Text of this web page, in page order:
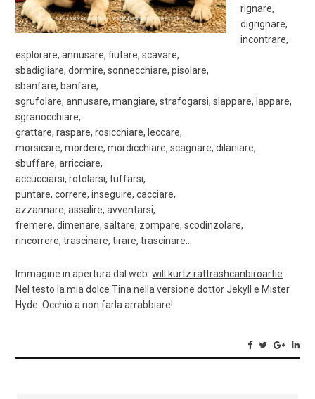
rignare,
digrignare,
incontrare,
esplorare, annusare, fiutare, scavare,
sbadigliare, dormire, sonnecchiare, pisolare,
sbanfare, banfare,
sgrufolare, annusare, mangiare, strafogarsi, slappare, lappare,
sgranocchiare,
grattare, raspare, rosicchiare, leccare,
morsicare, mordere, mordicchiare, scagnare, dilaniare,
sbuffare, arricciare,
accucciarsi, rotolarsi, tuffarsi,
puntare, correre, inseguire, cacciare,
azzannare, assalire, avventarsi,
fremere, dimenare, saltare, zompare, scodinzolare,
rincorrere, trascinare, tirare, trascinare…
Immagine in apertura dal web:will kurtz rattrashcanbiroartie
Nel testo la mia dolce Tina nella versione dottor Jekyll e Mister
Hyde. Occhio a non farla arrabbiare!